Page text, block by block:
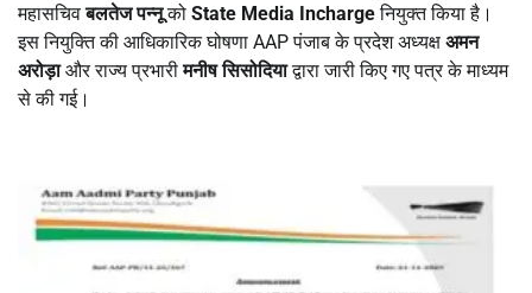
महासचिवबलतेज पन्नूको State Media Inchargeनियुक्त किया है।
इस नियुक्ति की आधिकारिक घोषणा AAP पंजाब के प्रदेश अध्यक्ष अमन
अरोड़ाऔर राज्य प्रभारीमनीष सिसोदियाद्वारा जारी किए गए पत्र के माध्यम
से की गई।